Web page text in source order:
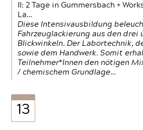
II: 2 Tage in Gummersbach +
La…
Diese Intensivausbildung
Fahrzeuglackierung aus den drei
Blickwinkeln. Der Labortechnik,
sowie dem Handwerk. Somit
Teilnehmer*Innen den nötigen
/ chemischem Grundlage…
13